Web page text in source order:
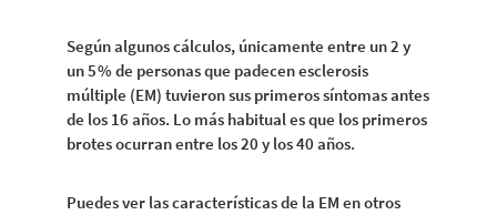
Según algunos cálculos, únicamente entre un 2 y
un 5 % de personas que padecen esclerosis
múltiple (EM) tuvieron sus primeros síntomas antes
de los 16 años. Lo más habitual es que los primeros
brotes ocurran entre los 20 y los 40 años.
Puedes ver las características de la EM en otros